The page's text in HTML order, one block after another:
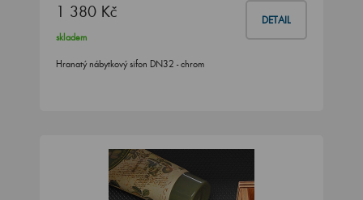
1 380 Kč DETAIL
skladem
Hranatý nábytkový sifon DN32 - chrom